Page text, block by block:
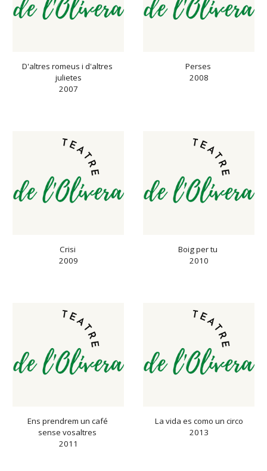
D'altres romeus i d'altres
julietes
2007
Perses
2008
Crisi
2009
Boig per tu
2010
Ens prendrem un café
sense vosaltres
2011
La vida es como un circo
2013